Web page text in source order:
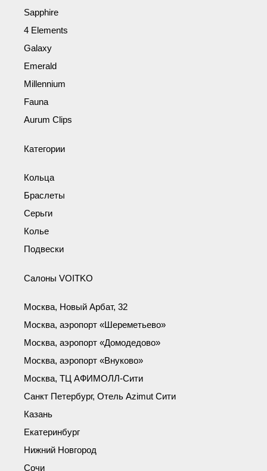
Sapphire
4 Elements
Galaxy
Emerald
Millennium
Fauna
Aurum Clips
Категории
Кольца
Браслеты
Серьги
Колье
Подвески
Салоны VOITKO
Москва, Новый Арбат, 32
Москва, аэропорт «Шереметьево»
Москва, аэропорт «Домодедово»
Москва, аэропорт «Внуково»
Москва, ТЦ АФИМОЛЛ-Сити
Санкт Петербург, Отель Azimut Сити
Казань
Екатеринбург
Нижний Новгород
Сочи